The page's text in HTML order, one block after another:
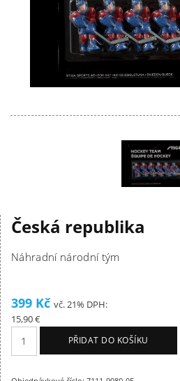
Česká republika
Náhradní národní tým
399 Kč vč. 21% DPH:
15,90 €
PŘIDAT DO KOŠÍKU